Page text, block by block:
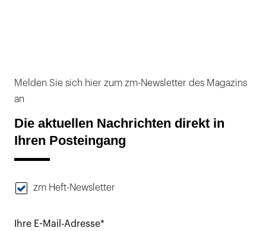
Melden Sie sich hier zum zm-Newsletter des Magazins
an
Die aktuellen Nachrichten direkt in
Ihren Posteingang
zm Heft-Newsletter
Ihre E-Mail-Adresse*